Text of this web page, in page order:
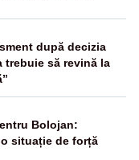
după decizia
trebuie să revină la
Bolojan:
situație de forță